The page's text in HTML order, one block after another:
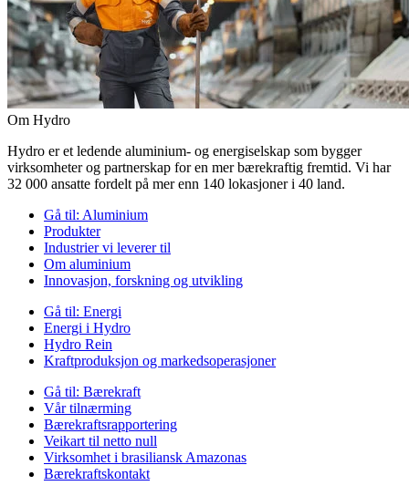
Om Hydro
Hydro er et ledende aluminium- og energiselskap som bygger
virksomheter og partnerskap for en mer bærekraftig fremtid. Vi har
32 000 ansatte fordelt på mer enn 140 lokasjoner i 40 land.
Gå til: Aluminium
Produkter
Industrier vi leverer til
Om aluminium
Innovasjon, forskning og utvikling
Gå til: Energi
Energi i Hydro
Hydro Rein
Kraftproduksjon og markedsoperasjoner
Gå til: Bærekraft
Vår tilnærming
Bærekraftsrapportering
Veikart til netto null
Virksomhet i brasiliansk Amazonas
Bærekraftskontakt